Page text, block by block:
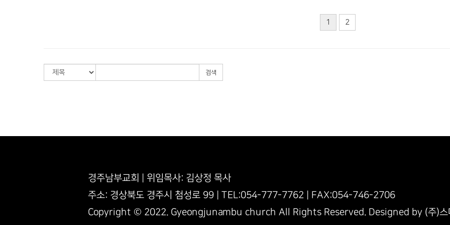
1 2
검색
경주남부교회 | 위임목사: 김상정 목사
주소: 경상북도 경주시 첨성로 99 | TEL:054-777-7762 | FAX:054-746-2706
Copyright © 2022. Gyeongjunambu church All Rights Reserved. Designed by (주)